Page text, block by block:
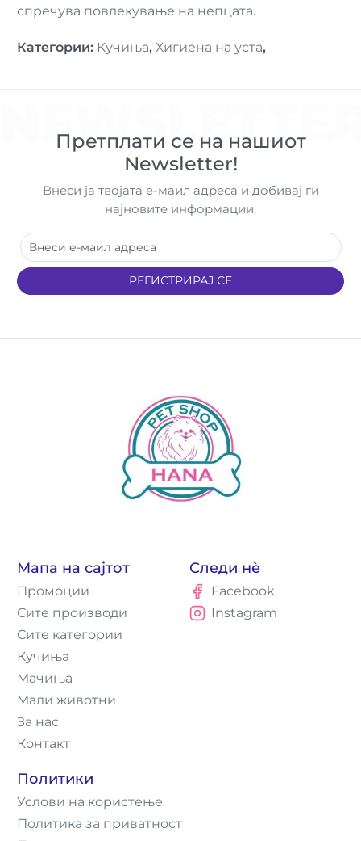
спречува повлекување на непцата.
Категории: Кучиња, Хигиена на уста,
Претплати се на нашиот
Newsletter!
Внеси ја твојата е-маил адреса и добивај ги
најновите информации.
РЕГИСТРИРАЈ СЕ
Мапа на сајтот
Промоции
Сите производи
Сите категории
Кучиња
Мачиња
Мали животни
За нас
Контакт
Политики
Услови на користење
Политика за приватност
Следи нè
Facebook
Instagram